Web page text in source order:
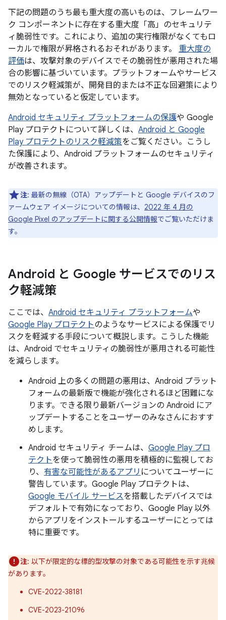
下記の問題のうち最も重大度の高いものは、フレームワー
ク コンポーネントに存在する重大度「高」のセキュリテ
ィ脆弱性です。これにより、追加の実行権限がなくてもロ
ーカルで権限が昇格されるおそれがあります。 重大度の
評価は、攻撃対象のデバイスでその脆弱性が悪用された場
合の影響に基づいています。プラットフォームやサービス
でのリスク軽減策が、開発目的または不正な回避策により
無効となっていると仮定しています。
Android セキュリティ プラットフォームの保護や Google
Play プロテクトについて詳しくは、 Android と Google
Play プロテクトのリスク軽減策をご覧ください。こうし
た保護により、Android プラットフォームのセキュリティ
が改善されます。
注: 最新の無線（OTA）アップデートと Google デバイスのフ
ァームウェア イメージについての情報は、 2022 年 4 月の
Google Pixel のアップデートに関する公開情報でご覧いただけま
す。
Android と Google サービスでのリス
ク軽減策
ここでは、 Android セキュリティ プラットフォームや
Google Play プロテクトのようなサービスによる保護でリ
スクを軽減する手段について概説します。こうした機能
は、Android でセキュリティの脆弱性が悪用される可能性
を減らします。
Android 上の多くの問題の悪用は、Android プラット
フォームの最新版で機能が強化されるほど困難にな
ります。できる限り最新バージョンの Android にア
ップデートすることをユーザーのみなさんにおすす
めします。
Android セキュリティ チームは、 Google Play プロ
テクトを使って脆弱性の悪用を積極的に監視してお
り、 有害な可能性があるアプリ についてユーザーに
警告しています。Google Play プロテクトは、
Google モバイル サービスを搭載したデバイスでは
デフォルトで有効になっており、Google Play 以外
からアプリをインストールするユーザーにとっては
特に重要です。
注: 以下が限定的な標的型攻撃の対象である可能性を示す兆候
があります。
CVE-2022-38181
CVE-2023-21096